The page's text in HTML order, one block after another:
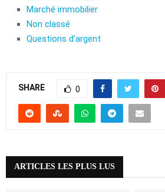
Marché immobilier
Non classé
Questions d’argent
SHARE 0
ARTICLES LES PLUS LUS